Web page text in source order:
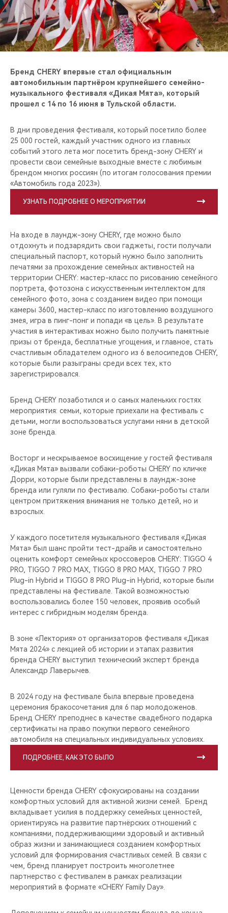
CHERY И СПОРТ
НАШИ МЕРОПРИЯТИЯ
ВИДЕООБЗОРЫ
CHERY ДЛЯ ДЕТЕЙ
Бренд CHERY впервые стал официальным
автомобильным партнёром крупнейшего семейно-
музыкального фестиваля «Дикая Мята», который
прошел с 14 по 16 июня в Тульской области.
В дни проведения фестиваля, который посетило более
25 000 гостей, каждый участник одного из главных
событий этого лета мог посетить бренд-зону CHERY и
провести свои семейные выходные вместе с любимым
брендом многих россиян (по итогам голосования премии
«Автомобиль года 2023»).
УЗНАТЬ ПОДРОБНЕЕ О МЕРОПРИЯТИИ
На входе в лаундж-зону CHERY, где можно было
отдохнуть и подзарядить свои гаджеты, гости получали
специальный паспорт, который нужно было заполнить
печатями за прохождение семейных активностей на
территории CHERY: мастер-класс по рисованию семейного
портрета, фотозона с искусственным интеллектом для
семейного фото, зона с созданием видео при помощи
камеры 3600, мастер-класс по изготовлению воздушного
змея, игра в пинг-понг и попади «в цель». В результате
участия в интерактивах можно было получить памятные
призы от бренда, бесплатные угощения, и главное, стать
счастливым обладателем одного из 6 велосипедов CHERY,
которые были разыграны среди всех тех, кто
зарегистрировался.
Бренд CHERY позаботился и о самых маленьких гостях
мероприятия: семьи, которые приехали на фестиваль с
детьми, могли воспользоваться услугами няни в детской
зоне бренда.
Восторг и нескрываемое восхищение у гостей фестиваля
«Дикая Мята» вызвали собаки-роботы CHERY по кличке
Дорри, которые были представлены в лаундж-зоне
бренда или гуляли по фестивалю. Собаки-роботы стали
центром притяжения внимания не только детей, но и
взрослых.
У каждого посетителя музыкального фестиваля «Дикая
Мята» был шанс пройти тест-драйв и самостоятельно
оценить комфорт семейных кроссоверов CHERY: TIGGO 4
PRO, TIGGO 7 PRO MAX, TIGGO 8 PRO MAX, TIGGO 7 PRO
Plug-in Hybrid и TIGGO 8 PRO Plug-in Hybrid, которые были
представлены на фестивале. Такой возможностью
воспользовались более 150 человек, проявив особый
интерес с гибридным моделям бренда.
В зоне «Лектория» от организаторов фестиваля «Дикая
Мята 2024» с лекцией об истории и этапах развития
бренда CHERY выступил технический эксперт бренда
Александр Лаверычев.
В 2024 году на фестивале была впервые проведена
церемония бракосочетания для 6 пар молодоженов.
Бренд CHERY преподнес в качестве свадебного подарка
сертификаты на право покупки первого семейного
автомобиля на специальных индивидуальных условиях.
ПОДРОБНЕЕ, КАК ЭТО БЫЛО
Ценности бренда CHERY сфокусированы на создании
комфортных условий для активной жизни семей. Бренд
вкладывает усилия в поддержку семейных ценностей,
ориентируясь на развитие партнёрских отношений с
компаниями, поддерживающими здоровый и активный
образ жизни и занимающиеся созданием комфортных
условий для формирования счастливых семей. В связи с
чем, бренд планирует построить многолетнее
партнерство с фестивалем в рамках реализации
мероприятий в формате «CHERY Family Day».